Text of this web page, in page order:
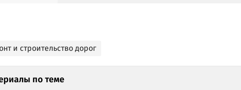
и строительство дорог
по теме